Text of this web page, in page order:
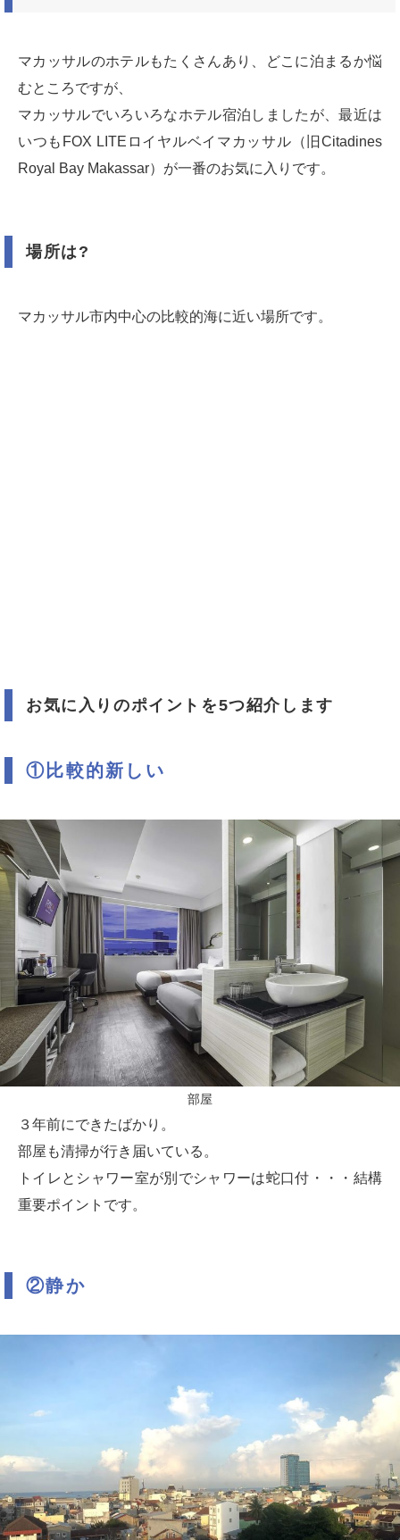
マカッサルのホテルもたくさんあり、どこに泊まるか悩
むところですが、
マカッサルでいろいろなホテル宿泊しましたが、最近は
いつもFOX LITEロイヤルベイマカッサル（旧Citadines
Royal Bay Makassar）が一番のお気に入りです。
場所は?
マカッサル市内中心の比較的海に近い場所です。
お気に入りのポイントを5つ紹介します
①比較的新しい
部屋
３年前にできたばかり。
部屋も清掃が行き届いている。
トイレとシャワー室が別でシャワーは蛇口付・・・結構
重要ポイントです。
②静か